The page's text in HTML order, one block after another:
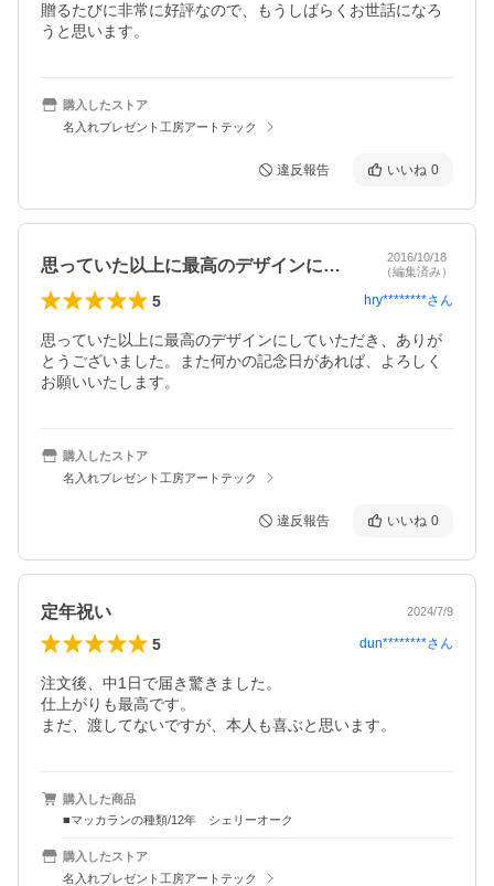
贈るたびに非常に好評なので、もうしばらくお世話になろ
うと思います。
購入したストア
名入れプレゼント工房アートテック
違反報告 いいね 0
思っていた以上に最高のデザインにしてい…
2016/10/18
（編集済み）
5 hry********さん
思っていた以上に最高のデザインにしていただき、ありが
とうございました。また何かの記念日があれば、よろしく
お願いいたします。
購入したストア
名入れプレゼント工房アートテック
違反報告 いいね 0
定年祝い 2024/7/9
5 dun********さん
注文後、中1日で届き驚きました。
仕上がりも最高です。
まだ、渡してないですが、本人も喜ぶと思います。
購入した商品
■マッカランの種類/12年 シェリーオーク
購入したストア
名入れプレゼント工房アートテック